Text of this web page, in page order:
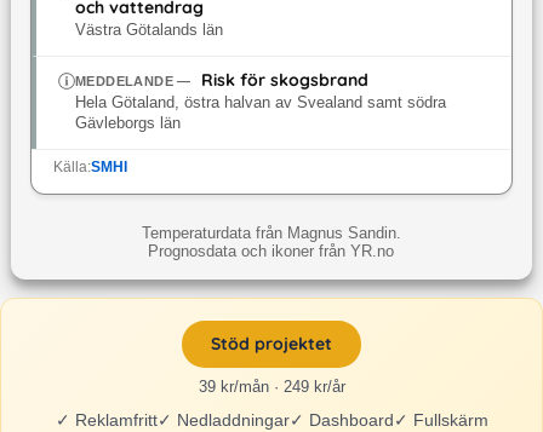
och vattendrag
Västra Götalands län
MEDDELANDE— Risk för skogsbrand
Hela Götaland, östra halvan av Svealand samt södra
Gävleborgs län
Källa:SMHI
Temperaturdata från Magnus Sandin.
Prognosdata och ikoner från YR.no
Stöd projektet
39 kr/mån · 249 kr/år
✓ Reklamfritt✓ Nedladdningar✓ Dashboard✓ Fullskärm